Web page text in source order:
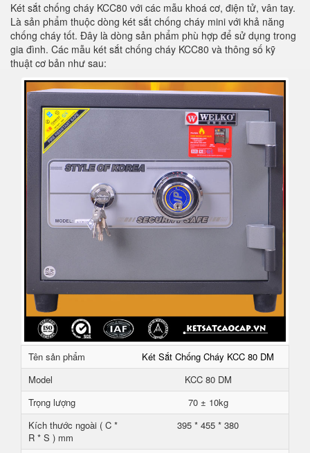
Két sắt chống cháy KCC80 với các mẫu khoá cơ, điện tử, vân tay.
Là sản phẩm thuộc dòng két sắt chống cháy mini với khả năng
chống cháy tốt. Đây là dòng sản phẩm phù hợp để sử dụng trong
gia đình. Các mẫu két sắt chống cháy KCC80 và thông số kỹ
thuật cơ bản như sau:
Tên sản phẩm
Két Sắt Chống Cháy KCC 80 DM
Model
KCC 80 DM
Trọng lượng
70 ± 10kg
Kích thước ngoài ( C *
R * S ) mm
395 * 455 * 380